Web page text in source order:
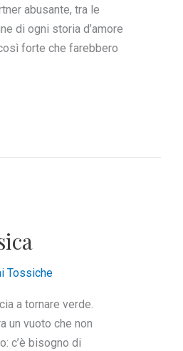
abusante, tra le
di ogni storia d’amore
forte che farebbero
Tossiche
a tornare verde.
un vuoto che non
c’è bisogno di